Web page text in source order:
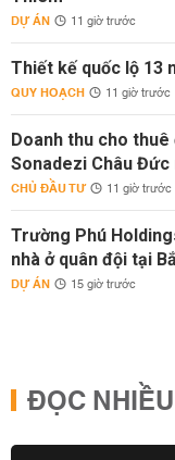
DỰ ÁN 11 giờ trước
Thiết kế quốc lộ 13
QUY HOẠCH 11 giờ trước
Doanh thu cho
Sonadezi Châu Đức
CHỦ ĐẦU TƯ 11 giờ trước
Trường Phú
nhà ở quân đội tại
DỰ ÁN 15 giờ trước
ĐỌC